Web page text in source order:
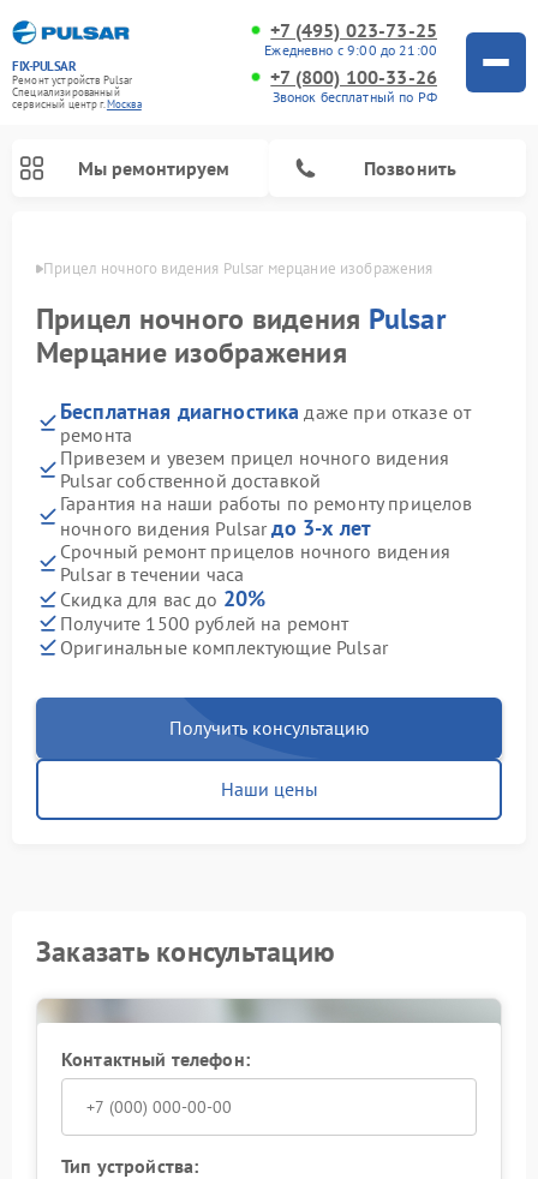
FIX-PULSAR
Ремонт устройств Pulsar
Специализированный
cервисный центр г.Москва
+7 (495) 023-73-25
Ежедневно с 9:00 до 21:00
+7 (800) 100-33-26
Звонок бесплатный по РФ
Мы ремонтируем Позвонить
Прицел ночного видения Pulsar мерцание изображения
Прицел ночного видения Pulsar
Мерцание изображения
Бесплатная диагностика даже при отказе от
ремонта
Привезем и увезем прицел ночного видения
Pulsar собственной доставкой
Гарантия на наши работы по ремонту прицелов
ночного видения Pulsarдо 3-х лет
Срочный ремонт прицелов ночного видения
Pulsar в течении часа
Скидка для вас до 20%
Получите 1500 рублей на ремонт
Оригинальные комплектующие Pulsar
Получить консультацию
Наши цены
Заказать консультацию
Контактный телефон:
Тип устройства: